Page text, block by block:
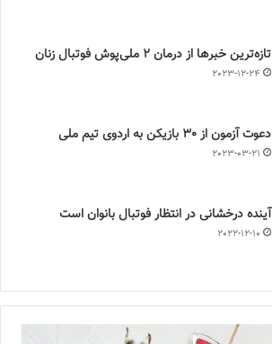
تازه‌ترین خبرها از درمان ۲ ملی‌پوش فوتبال زنان
2023-12-24
دعوت آزمون از 30 بازیکن به اردوی تیم ملی
2023-03-21
آینده درخشانی در انتظار فوتبال بانوان است
2022-12-10